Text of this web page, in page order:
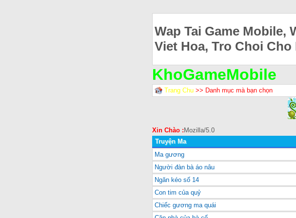
Wap Tai Game Mobile,
Viet Hoa, Tro Choi Cho
KhoGameMobile
Trang Chu >> Danh mục mà bạn chọn
Xin Chào : Mozilla/5.0
Truyện Ma
Ma gương
Người đàn bà áo nâu
Ngăn kéo số 14
Con tim của quỷ
Chiếc gương ma quái